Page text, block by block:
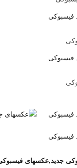
جدید,عکسهای فیسبوکی